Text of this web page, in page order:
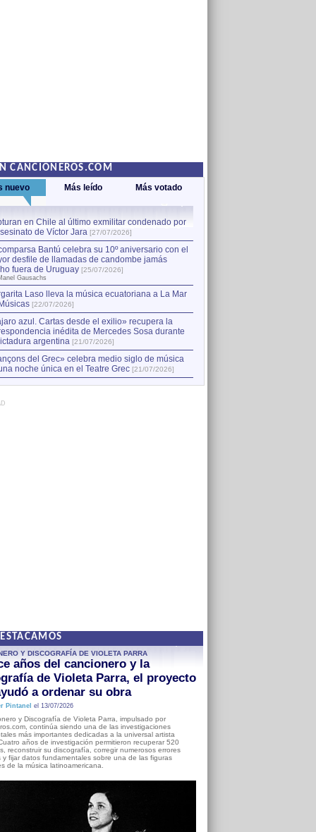
CANCIONEROS.COM
nuevo Más leído Más votado
en Chile al último exmilitar condenado por
de Víctor Jara [27/07/2026]
Bantú celebra su 10º aniversario con el
desfile de llamadas de candombe jamás
fuera de Uruguay [25/07/2026]
Gausachs
Laso lleva la música ecuatoriana a La Mar
[22/07/2026]
azul. Cartas desde el exilio» recupera la
inédita de Mercedes Sosa durante
argentina [21/07/2026]
del Grec» celebra medio siglo de música
noche única en el Teatre Grec [21/07/2026]
Y DISCOGRAFÍA DE VIOLETA PARRA
años del cancionero y la
de Violeta Parra, el proyecto
a ordenar su obra
Pintanel el 13/07/2026
y Discografía de Violeta Parra, impulsado por
continúa siendo una de las investigaciones
más importantes dedicadas a la universal artista
años de investigación permitieron recuperar 520
reconstruir su discografía, corregir numerosos errores
y fijar datos fundamentales sobre una de las figuras
de la música latinoamericana.